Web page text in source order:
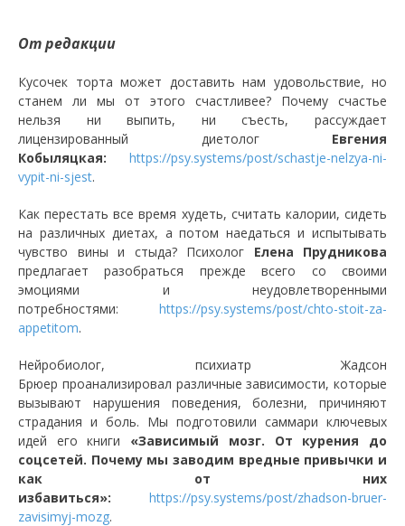
От редакции
Кусочек торта может доставить нам удовольствие, но
станем ли мы от этого счастливее? Почему счастье
нельзя ни выпить, ни съесть, рассуждает
лицензированный диетолог Евгения
Кобыляцкая:
https://psy.systems/post/schastje-nelzya-ni-
vypit-ni-sjest.
Как перестать все время худеть, считать калории, сидеть
на различных диетах, а потом наедаться и испытывать
чувство вины и стыда? Психолог Елена Прудникова
предлагает разобраться прежде всего со своими
эмоциями и неудовлетворенными
потребностями: https://psy.systems/post/chto-stoit-za-
appetitom.
Нейробиолог, психиатр Жадсон
Брюер проанализировал различные зависимости, которые
вызывают нарушения поведения, болезни, причиняют
страдания и боль. Мы подготовили саммари ключевых
идей его книги «Зависимый мозг. От курения до
соцсетей. Почему мы заводим вредные привычки и
как от них
избавиться»:
https://psy.systems/post/zhadson-bruer-
zavisimyj-mozg.